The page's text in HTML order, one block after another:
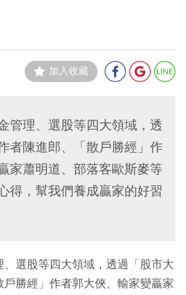
加入收藏
管理、選股等四大領域，透
者陳進郎、「散戶勝經」作
家蕭明道、部落客歐斯麥等
得，幫我們養成贏家的好習
選股等四大領域，透過「股市大
勝經」作者郭大俠、輸家變贏家